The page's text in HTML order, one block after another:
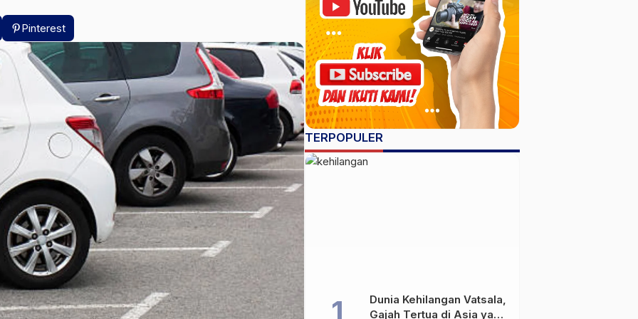
Pinterest
TERPOPULER
Dunia Kehilangan Vatsala,
Gajah Tertua di Asia yang